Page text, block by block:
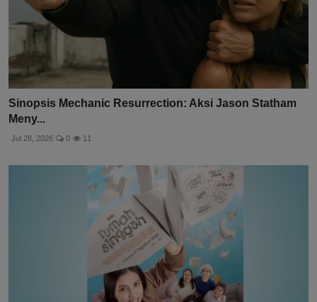
Sinopsis Mechanic Resurrection: Aksi Jason Statham
Meny...
Jul 28, 2026 0 11